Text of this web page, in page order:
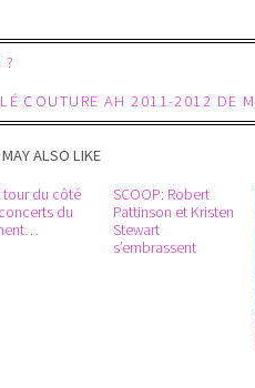
?
COUTURE AH 2011-2012 DE
ALSO LIKE
tour du côté
du
SCOOP: Robert
Pattinson et Kristen
Stewart
s’embrassent